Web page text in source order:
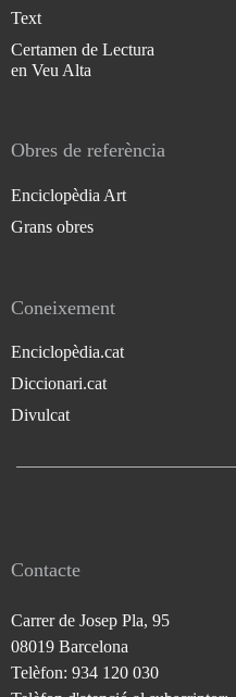
Text
Certamen de Lectura
en Veu Alta
Obres de referència
Enciclopèdia Art
Grans obres
Coneixement
Enciclopèdia.cat
Diccionari.cat
Divulcat
Contacte
Carrer de Josep Pla, 95
08019 Barcelona
Telèfon: 934 120 030